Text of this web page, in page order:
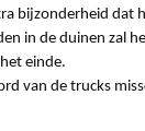
bijzonderheid dat
in de duinen zal
einde.
van de trucks